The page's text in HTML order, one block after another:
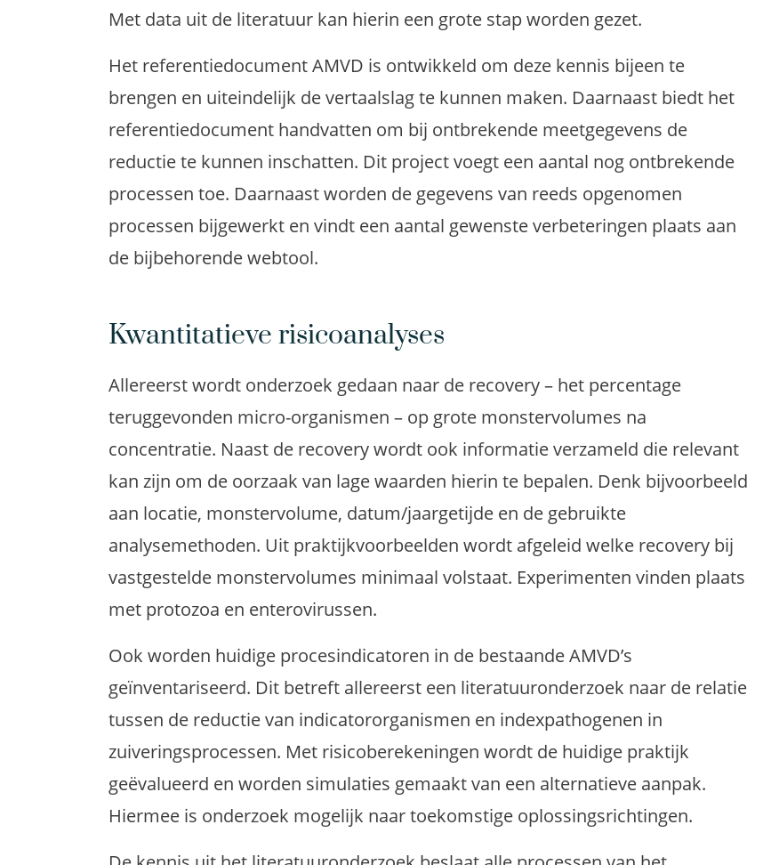
Met data uit de literatuur kan hierin een grote stap worden gezet.
Het referentiedocument AMVD is ontwikkeld om deze kennis bijeen te
brengen en uiteindelijk de vertaalslag te kunnen maken. Daarnaast biedt het
referentiedocument handvatten om bij ontbrekende meetgegevens de
reductie te kunnen inschatten. Dit project voegt een aantal nog ontbrekende
processen toe. Daarnaast worden de gegevens van reeds opgenomen
processen bijgewerkt en vindt een aantal gewenste verbeteringen plaats aan
de bijbehorende webtool.
Kwantitatieve risicoanalyses
Allereerst wordt onderzoek gedaan naar de recovery – het percentage
teruggevonden micro-organismen – op grote monstervolumes na
concentratie. Naast de recovery wordt ook informatie verzameld die relevant
kan zijn om de oorzaak van lage waarden hierin te bepalen. Denk bijvoorbeeld
aan locatie, monstervolume, datum/jaargetijde en de gebruikte
analysemethoden. Uit praktijkvoorbeelden wordt afgeleid welke recovery bij
vastgestelde monstervolumes minimaal volstaat. Experimenten vinden plaats
met protozoa en enterovirussen.
Ook worden huidige procesindicatoren in de bestaande AMVD’s
geïnventariseerd. Dit betreft allereerst een literatuuronderzoek naar de relatie
tussen de reductie van indicatororganismen en indexpathogenen in
zuiveringsprocessen. Met risicoberekeningen wordt de huidige praktijk
geëvalueerd en worden simulaties gemaakt van een alternatieve aanpak.
Hiermee is onderzoek mogelijk naar toekomstige oplossingsrichtingen.